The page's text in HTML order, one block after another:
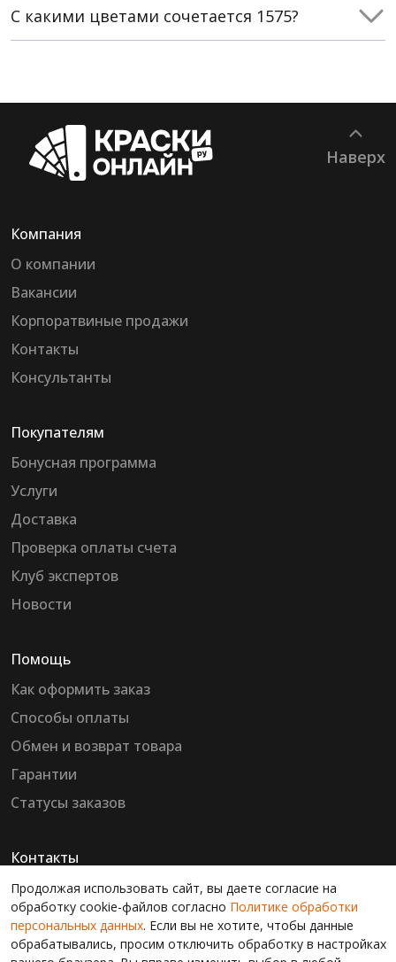
С какими цветами сочетается 1575?
Наверх
Компания
О компании
Вакансии
Корпоратвиные продажи
Контакты
Консультанты
Покупателям
Бонусная программа
Услуги
Доставка
Проверка оплаты счета
Клуб экспертов
Новости
Помощь
Как оформить заказ
Способы оплаты
Обмен и возврат товара
Гарантии
Статусы заказов
Контакты
+7(926) 725-45-80
Продолжая использовать сайт, вы даете согласие на
обработку cookie-файлов согласно Политике обработки
персональных данных. Если вы не хотите, чтобы данные
обрабатывались, просим отключить обработку в настройках